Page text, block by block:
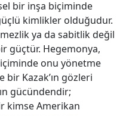
bir inşa biçiminde
kimlikler olduğudur.
ya da sabitlik değil
güçtür. Hegemonya,
onu yönetme
bir Kazak’ın gözleri
gücündendir;
kimse Amerikan